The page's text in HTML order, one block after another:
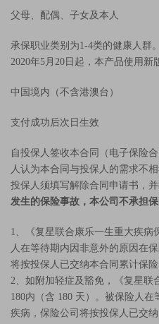
父母、配偶、子女及本人
承保职业类别为1-4类的健康人群。
2020年5月20日起，本产品使用新
中国境内（不含港澳台）
支付成功后次日生效
自投保人签收本合同（电子保险
人认为本合同与投保人的需求不
投保人须填写解除合同申请书，
发生的保险事故，本公司不承担
1、《复星联合康乐一生重大疾病
人在等待期内因非意外的原因在
将按投保人已交纳本合同累计保
2、如附加轻症及豁免，《复星
180内（含 180 天）。被保险人
疾病，保险公司将按投保人已交